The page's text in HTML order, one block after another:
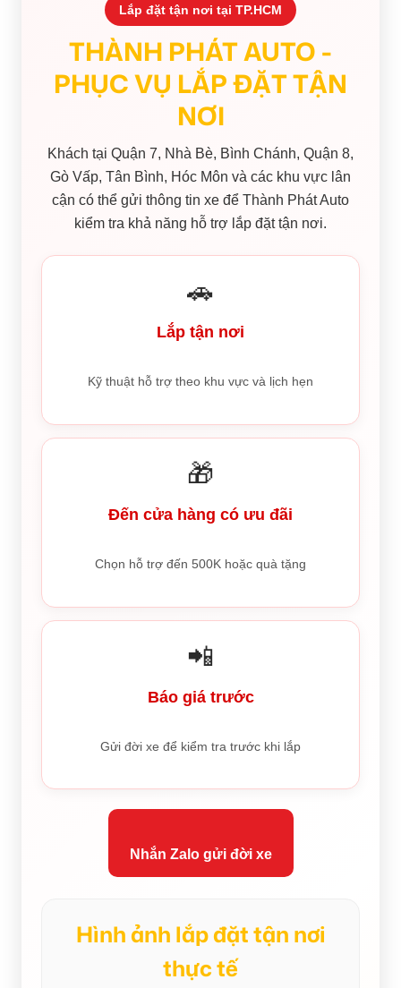
Lắp đặt tận nơi tại TP.HCM
THÀNH PHÁT AUTO -
PHỤC VỤ LẮP ĐẶT TẬN
NƠI
Khách tại Quận 7, Nhà Bè, Bình Chánh, Quận 8,
Gò Vấp, Tân Bình, Hóc Môn và các khu vực lân
cận có thể gửi thông tin xe để Thành Phát Auto
kiểm tra khả năng hỗ trợ lắp đặt tận nơi.
🚗
Lắp tận nơi
Kỹ thuật hỗ trợ theo khu vực và lịch hẹn
🎁
Đến cửa hàng có ưu đãi
Chọn hỗ trợ đến 500K hoặc quà tặng
📲
Báo giá trước
Gửi đời xe để kiểm tra trước khi lắp
Nhắn Zalo gửi đời xe
Hình ảnh lắp đặt tận nơi
thực tế